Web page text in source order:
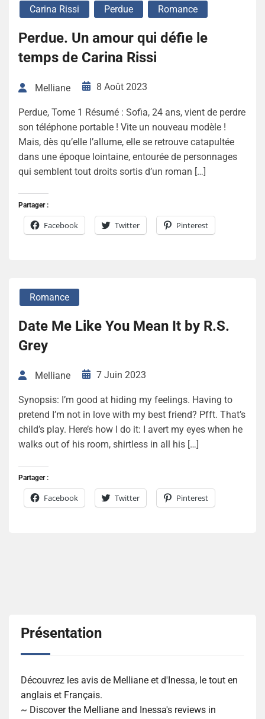
Carina Rissi Perdue Romance
Perdue. Un amour qui défie le
temps de Carina Rissi
Melliane 8 Août 2023
Perdue, Tome 1 Résumé : Sofia, 24 ans, vient de perdre
son téléphone portable ! Vite un nouveau modèle !
Mais, dès qu’elle l’allume, elle se retrouve catapultée
dans une époque lointaine, entourée de personnages
qui semblent tout droits sortis d’un roman […]
Partager :
Facebook Twitter Pinterest
Romance
Date Me Like You Mean It by R.S.
Grey
Melliane 7 Juin 2023
Synopsis: I’m good at hiding my feelings. Having to
pretend I’m not in love with my best friend? Pfft. That’s
child’s play. Here’s how I do it: I avert my eyes when he
walks out of his room, shirtless in all his […]
Partager :
Facebook Twitter Pinterest
Présentation
Découvrez les avis de Melliane et d'Inessa, le tout en
anglais et Français.
~ Discover the Melliane and Inessa's reviews in